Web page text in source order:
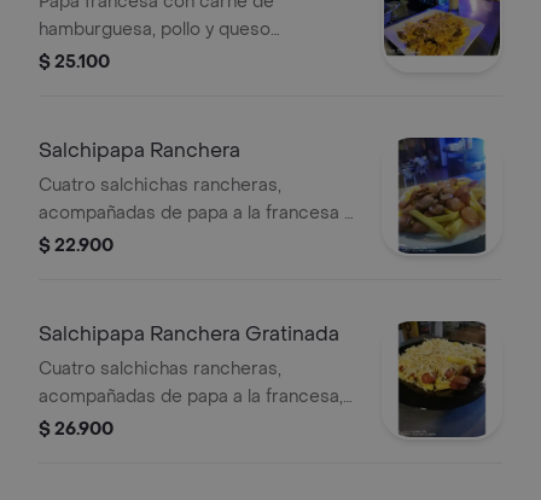
hamburguesa, pollo y queso
mozzarella.
$ 25.100
Salchipapa Ranchera
Cuatro salchichas rancheras,
acompañadas de papa a la francesa y
salsas de la casa
$ 22.900
Salchipapa Ranchera Gratinada
Cuatro salchichas rancheras,
acompañadas de papa a la francesa,
cubierta de delicioso queso
$ 26.900